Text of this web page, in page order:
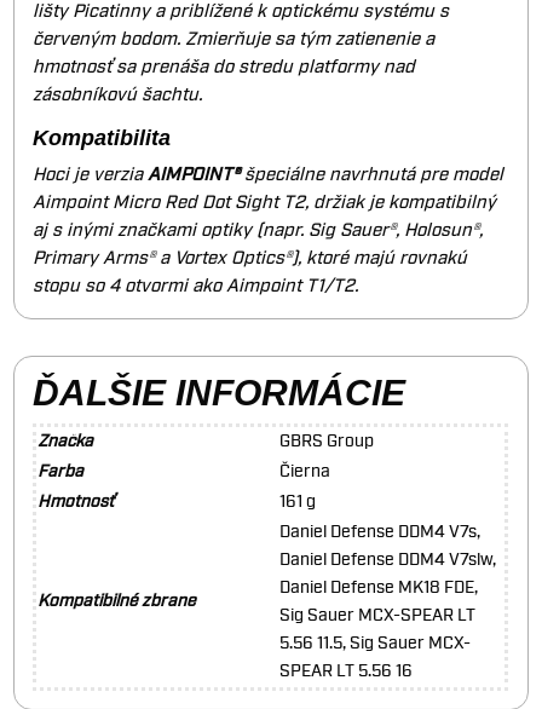
lišty Picatinny a priblížené k optickému systému s
červeným bodom. Zmierňuje sa tým zatienenie a
hmotnosť sa prenáša do stredu platformy nad
zásobníkovú šachtu.
Kompatibilita
Hoci je verzia AIMPOINT®špeciálne navrhnutá pre model
Aimpoint Micro Red Dot Sight T2, držiak je kompatibilný
aj s inými značkami optiky (napr. Sig Sauer®, Holosun®,
Primary Arms® a Vortex Optics®), ktoré majú rovnakú
stopu so 4 otvormi ako Aimpoint T1/T2.
ĎALŠIE INFORMÁCIE
Značka
GBRS Group
Farba
Čierna
Hmotnosť
161 g
Kompatibilné zbrane
Daniel Defense DDM4 V7s,
Daniel Defense DDM4 V7slw,
Daniel Defense MK18 FDE,
Sig Sauer MCX-SPEAR LT
5.56 11.5, Sig Sauer MCX-
SPEAR LT 5.56 16